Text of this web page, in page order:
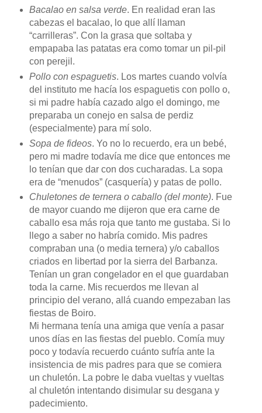
Bacalao en salsa verde. En realidad eran las
cabezas el bacalao, lo que allí llaman
“carrilleras”. Con la grasa que soltaba y
empapaba las patatas era como tomar un pil-pil
con perejil.
Pollo con espaguetis. Los martes cuando volvía
del instituto me hacía los espaguetis con pollo o,
si mi padre había cazado algo el domingo, me
preparaba un conejo en salsa de perdiz
(especialmente) para mí solo.
Sopa de fideos. Yo no lo recuerdo, era un bebé,
pero mi madre todavía me dice que entonces me
lo tenían que dar con dos cucharadas. La sopa
era de “menudos” (casquería) y patas de pollo.
Chuletones de ternera o caballo (del monte). Fue
de mayor cuando me dijeron que era carne de
caballo esa más roja que tanto me gustaba. Si lo
llego a saber no habría comido. Mis padres
compraban una (o media ternera) y/o caballos
criados en libertad por la sierra del Barbanza.
Tenían un gran congelador en el que guardaban
toda la carne. Mis recuerdos me llevan al
principio del verano, allá cuando empezaban las
fiestas de Boiro.
Mi hermana tenía una amiga que venía a pasar
unos días en las fiestas del pueblo. Comía muy
poco y todavía recuerdo cuánto sufría ante la
insistencia de mis padres para que se comiera
un chuletón. La pobre le daba vueltas y vueltas
al chuletón intentando disimular su desgana y
padecimiento.